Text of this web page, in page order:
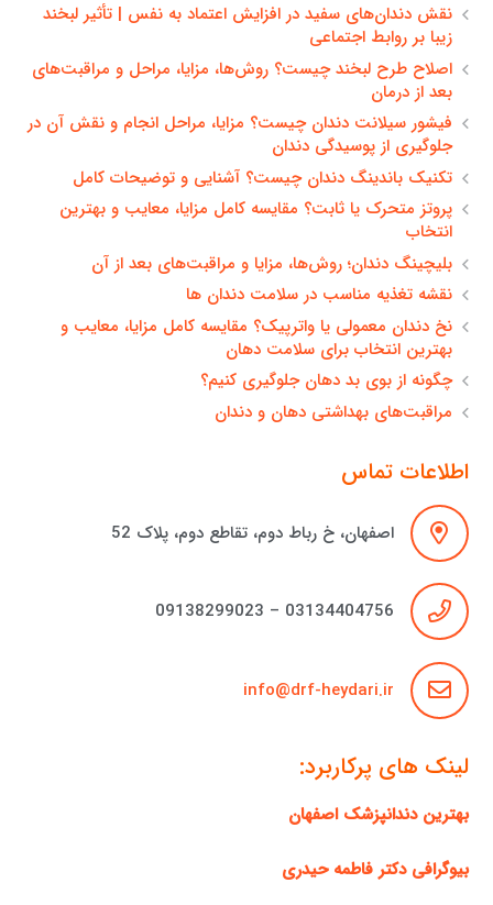
نقش دندان‌های سفید در افزایش اعتماد به نفس | تأثیر لبخند
زیبا بر روابط اجتماعی
اصلاح طرح لبخند چیست؟ روش‌ها، مزایا، مراحل و مراقبت‌های
بعد از درمان
فیشور سیلانت دندان چیست؟ مزایا، مراحل انجام و نقش آن در
جلوگیری از پوسیدگی دندان
تکنیک باندینگ دندان چیست؟ آشنایی و توضیحات کامل
پروتز متحرک یا ثابت؟ مقایسه کامل مزایا، معایب و بهترین
انتخاب
بلیچینگ دندان؛ روش‌ها، مزایا و مراقبت‌های بعد از آن
نقشه تغذیه مناسب در سلامت دندان ها
نخ دندان معمولی یا واترپیک؟ مقایسه کامل مزایا، معایب و
بهترین انتخاب برای سلامت دهان
چگونه از بوی بد دهان جلوگیری کنیم؟
مراقبت‌های بهداشتی دهان و دندان
اطلاعات تماس
اصفهان، خ رباط دوم، تقاطع دوم، پلاک 52
03134404756 – 09138299023
info@drf-heydari.ir
لینک های پرکاربرد:
بهترین دندانپزشک اصفهان
بیوگرافی دکتر فاطمه حیدری